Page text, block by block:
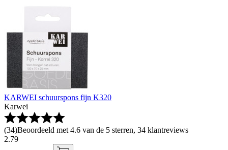
KARWEI schuurspons fijn K320
Karwei
(34)Beoordeeld met 4.6 van de 5 sterren, 34 klantreviews
2.79